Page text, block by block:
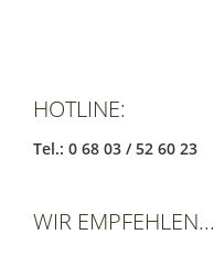
HOTLINE:
Tel.: 0 68 03 / 52 60 23
WIR EMPFEHLEN...